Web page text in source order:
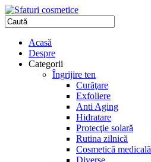
Acasă
Despre
Categorii
Îngrijire ten
Curăţare
Exfoliere
Anti Aging
Hidratare
Protecţie solară
Rutina zilnică
Cosmetică medicală
Diverse